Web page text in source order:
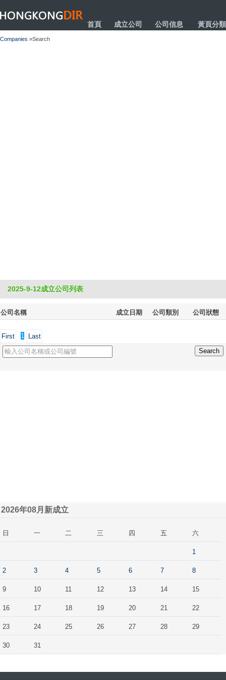
HONGKONGDIR
首頁 成立公司 公司信息 黃頁分類
Companies »Search
2025-9-12成立公司列表
公司名稱 成立日期 公司類別 公司狀態
First 1 Last
2026年08月新成立
日 一 二 三 四 五 六
1
2 3 4 5 6 7 8
9 10 11 12 13 14 15
16 17 18 19 20 21 22
23 24 25 26 27 28 29
30 31